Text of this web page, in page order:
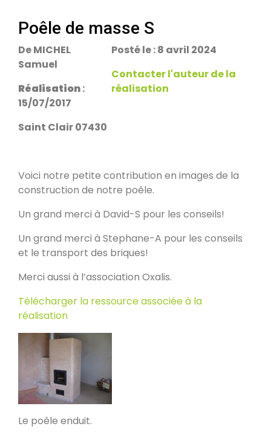
Rans 39700
PDM Yoloxalis
Les Salelles 48230
Granville 50400
Urmatt 67280
Poele de masse L
Devay 58300
Poêle de masse L avec petit banc
Poêle de Masse
Poêle de masse S
De MICHEL
Samuel
Réalisation:
15/07/2017
Saint Clair 07430
Posté le : 8 avril 2024
Contacter l'auteur de la
réalisation
Voici notre petite contribution en images de la
construction de notre poêle.
Un grand merci à David-S pour les conseils!
Un grand merci à Stephane-A pour les conseils
et le transport des briques!
Merci aussi à l’association Oxalis.
Télécharger la ressource associée à la
réalisation
Le poêle enduit.